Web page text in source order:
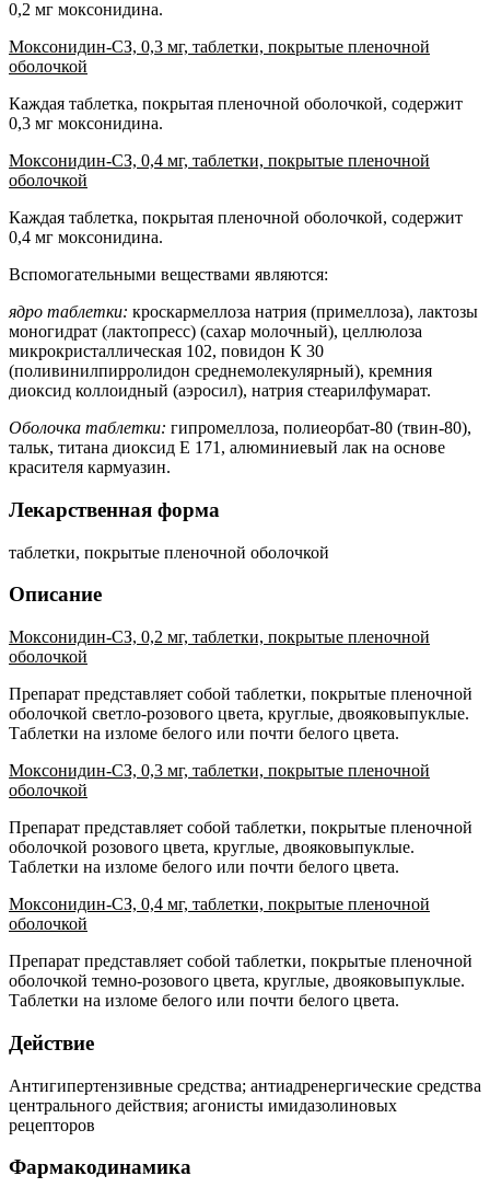
0,2 мг моксонидина.
Моксонидин-СЗ, 0,3 мг, таблетки, покрытые пленочной
оболочкой
Каждая таблетка, покрытая пленочной оболочкой, содержит
0,3 мг моксонидина.
Моксонидин-СЗ, 0,4 мг, таблетки, покрытые пленочной
оболочкой
Каждая таблетка, покрытая пленочной оболочкой, содержит
0,4 мг моксонидина.
Вспомогательными веществами являются:
ядро таблетки: кроскармеллоза натрия (примеллоза), лактозы
моногидрат (лактопресс) (сахар молочный), целлюлоза
микрокристаллическая 102, повидон К 30
(поливинилпирролидон среднемолекулярный), кремния
диоксид коллоидный (аэросил), натрия стеарилфумарат.
Оболочка таблетки: гипромеллоза, полиеорбат-80 (твин-80),
тальк, титана диоксид Е 171, алюминиевый лак на основе
красителя кармуазин.
Лекарственная форма
таблетки, покрытые пленочной оболочкой
Описание
Моксонидин-СЗ, 0,2 мг, таблетки, покрытые пленочной
оболочкой
Препарат представляет собой таблетки, покрытые пленочной
оболочкой светло-розового цвета, круглые, двояковыпуклые.
Таблетки на изломе белого или почти белого цвета.
Моксонидин-СЗ, 0,3 мг, таблетки, покрытые пленочной
оболочкой
Препарат представляет собой таблетки, покрытые пленочной
оболочкой розового цвета, круглые, двояковыпуклые.
Таблетки на изломе белого или почти белого цвета.
Моксонидин-СЗ, 0,4 мг, таблетки, покрытые пленочной
оболочкой
Препарат представляет собой таблетки, покрытые пленочной
оболочкой темно-розового цвета, круглые, двояковыпуклые.
Таблетки на изломе белого или почти белого цвета.
Действие
Антигипертензивные средства; антиадренергические средства
центрального действия; агонисты имидазолиновых
рецепторов
Фармакодинамика